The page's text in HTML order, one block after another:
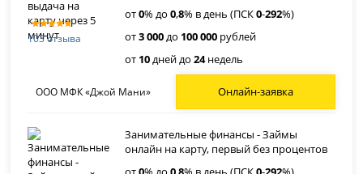
103 отзыва
от0% до0,8% в день (ПСК0-292%)
от3 000до 100 000 рублей
от 10дней до24недель
ООО МФК «Джой Мани» Онлайн-заявка
Занимательные финансы - Займы
онлайн на карту, первый без процентов